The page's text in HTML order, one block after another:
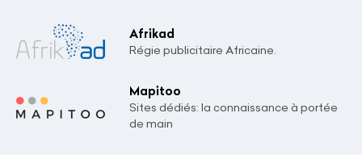
Afrikad
Régie publicitaire Africaine.
Mapitoo
Sites dédiés: la connaissance à portée
de main